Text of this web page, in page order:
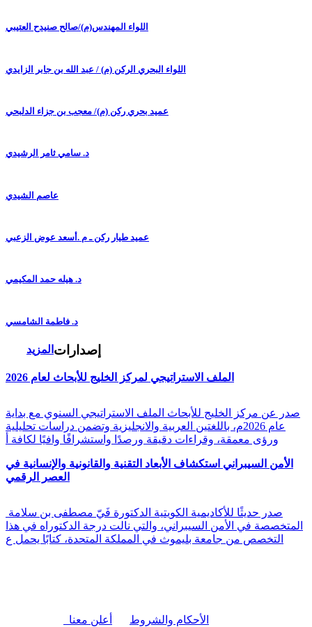
اللواء المهندس(م)/صالح صنيدح العتيبي
اللواء البحري الركن (م) / عبد الله بن جابر الزايدي
عميد بحري ركن (م)/ معجب بن جزاء الدلبحي
د. سامي ثامر الرشيدي
عاصم الشيدي
عميد طيار ركن ـ م .أسعد عوض الزعبي
د. هيله حمد المكيمي
د. فاطمة الشامسي
المزيد إصدارات
الملف الاستراتيجي لمركز الخليج للأبحاث لعام 2026
صدر عن مركز الخليج للأبحاث الملف الاستراتيجي السنوي مع بداية
عام 2026م، باللغتين العربية والانجليزية وتضمن دراسات تحليلية
ورؤى معمقة، وقراءات دقيقة ورصدًا واستشرافًا وافيًا لكافة أ
الأمن السيبراني استكشاف الأبعاد التقنية والقانونية والإنسانية في
العصر الرقمي
المتخصصة في الأمن السيبراني، والتي نالت درجة الدكتوراه في هذا
التخصص من جامعة بليموث في المملكة المتحدة، كتابًا يحمل ع
أعلن معنا الأحكام والشروط